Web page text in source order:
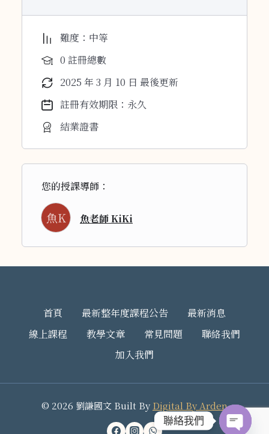
難度：中等
0 註冊總數
2025 年 3 月 10 日 最後更新
註冊有效期限：永久
結業證書
您的授課導師：
魚K 魚老師 KiKi
首頁 最新整年度課程公告
最新消息
線上課程
教學文章 常見問題
聯絡我們
加入我們
© 2026 劉謙國文 Built By Digital By Arden
聯絡我們